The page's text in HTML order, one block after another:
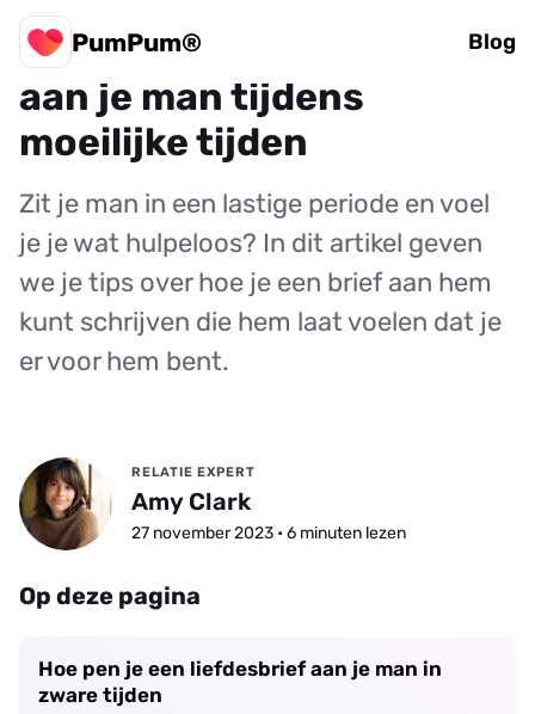
PumPum® Blog
Hoe schrijf je een brief
aan je man tijdens
moeilijke tijden
Zit je man in een lastige periode en voel
je je wat hulpeloos? In dit artikel geven
we je tips over hoe je een brief aan hem
kunt schrijven die hem laat voelen dat je
er voor hem bent.
RELATIE EXPERT
Amy Clark
27 november 2023 • 6 minuten lezen
Op deze pagina
Hoe pen je een liefdesbrief aan je man in
zware tijden